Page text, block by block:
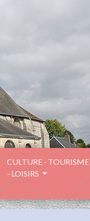
CULTURE - TOURISME
- LOISIRS